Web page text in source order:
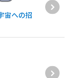
宙への招